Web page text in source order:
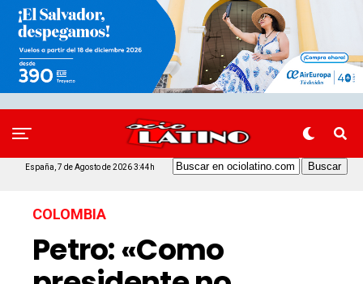
España, 7 de Agosto de 2026 3:44h
COLOMBIA
Petro: «Como